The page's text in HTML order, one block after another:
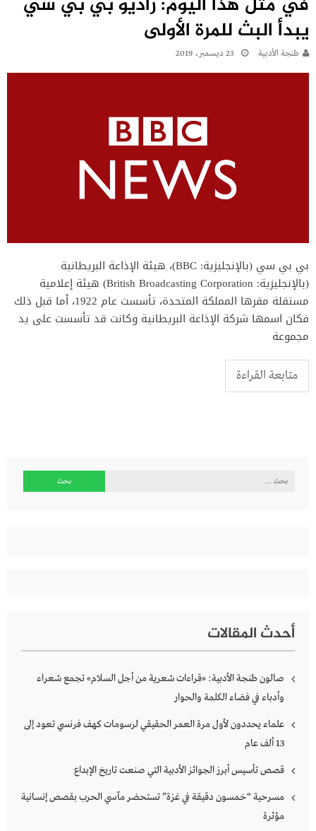
يبدأ البث للمرة الأولى
طنجة الأدبية 23 ديسمبر، 2019
بي بي سي (بالإنجليزية: BBC)، هيئة الإذاعة البريطانية
(بالإنجليزية: British Broadcasting Corporation) هيئة إعلامية
مستقلة مقرها المملكة المتحدة، تأسست عام 1922، أما قبل ذلك
فكان اسمها شركة الإذاعة البريطانية وكانت قد تأسست على يد
مجموعة
متابعة القراءة
البحث
أحدث المقالات
صالون طنجة الأدبية: «قراءات شعرية من أجل السلام» تجمع شعراء
وأدباء في فضاء الكلمة والحوار
علماء يحددون لأول مرة العمر الحقيقي لرسومات كهف فرنسي تعود إلى
13 ألف عام
قصص تأسيس أبرز الجوائز الأدبية التي صنعت تاريخ الإبداع
مسرحية “خمسون دقيقة في غزة” تستحضر مآسي الحرب بقصص إنسانية
مؤثرة